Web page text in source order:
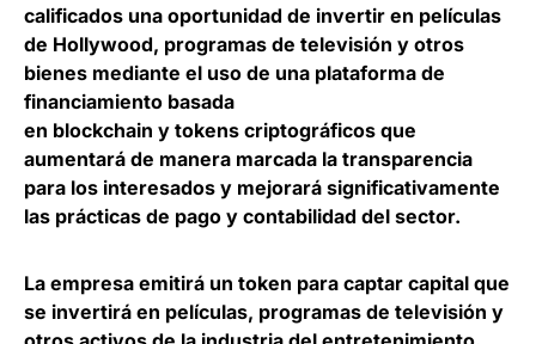
calificados una oportunidad de invertir en películas
de Hollywood, programas de televisión y otros
bienes mediante el uso de una plataforma de
financiamiento basada
en blockchain y tokens criptográficos que
aumentará de manera marcada la transparencia
para los interesados y mejorará significativamente
las prácticas de pago y contabilidad del sector.
La empresa emitirá un token para captar capital que
se invertirá en películas, programas de televisión y